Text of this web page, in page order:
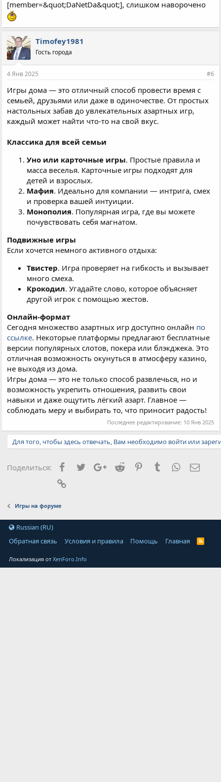
[member=&quot;DaNetDa&quot;], слишком наворочено
Timofey1981
Гость города
4 Янв 2025 #6
Игры дома — это отличный способ провести время с
семьей, друзьями или даже в одиночестве. От простых
настольных забав до увлекательных азартных игр,
каждый может найти что-то на свой вкус.
Классика для всей семьи
Уно или карточные игры. Простые правила и
масса веселья. Карточные игры подходят для
детей и взрослых.
Мафия. Идеально для компании — интрига, смех
и проверка вашей интуиции.
Монополия. Популярная игра, где вы можете
почувствовать себя магнатом.
Подвижные игры
Если хочется немного активного отдыха:
Твистер. Игра проверяет на гибкость и вызывает
много смеха.
Крокодил. Угадайте слово, которое объясняет
другой игрок с помощью жестов.
Онлайн-формат
Сегодня множество азартных игр доступно онлайн по
ссылке. Некоторые платформы предлагают бесплатные
версии популярных слотов, покера или блэкджека. Это
отличная возможность окунуться в атмосферу казино,
не выходя из дома.
Игры дома — это не только способ развлечься, но и
возможность укрепить отношения, развить свои
навыки и даже ощутить лёгкий азарт. Главное —
соблюдать меру и выбирать то, что приносит радость!
Последнее редактирование: 10 Янв 2025
Для того, чтобы здесь отвечать, Вам необходимо войти или
Поделиться: Facebook
TwitterGoogle+
Reddit PinterestTumblrWhatsApp
Игры на форуме
Russian (RU)
Обратная связь
Условия и правила Помощь Главная
Локализация отXenForo.Info